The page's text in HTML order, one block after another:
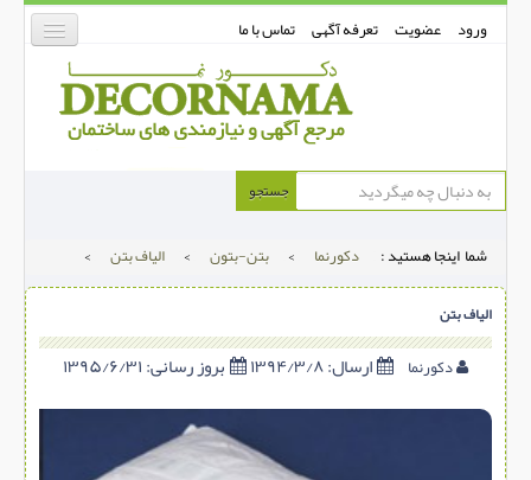
ورود عضویت تعرفه آگهی تماس با ما
دکورنما
دیوارپوش
دکوراسیون داخلی
درب و پنجره
جستجو
شما اینجا هستید : دکورنما > بتن-بتون > الیاف بتن >
الیاف بتن
دکورنما ارسال:۱۳۹۴/۳/۸ بروز رسانی: